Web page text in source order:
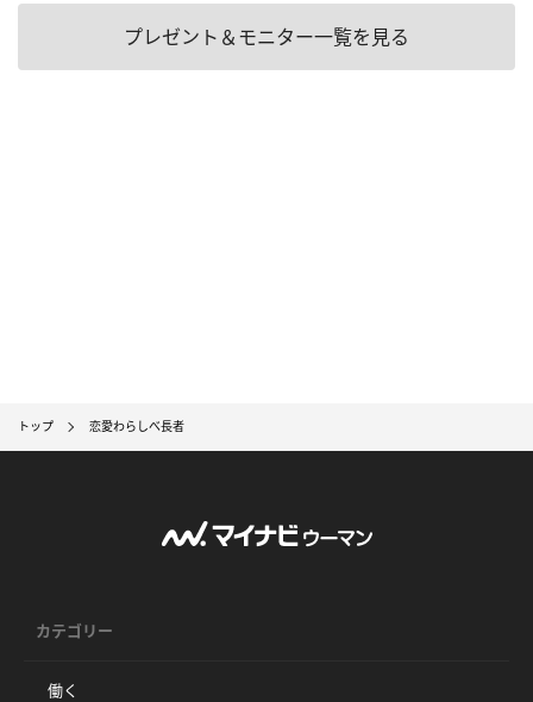
プレゼント＆モニター一覧を見る
トップ 恋愛わらしべ長者
カテゴリー
働く